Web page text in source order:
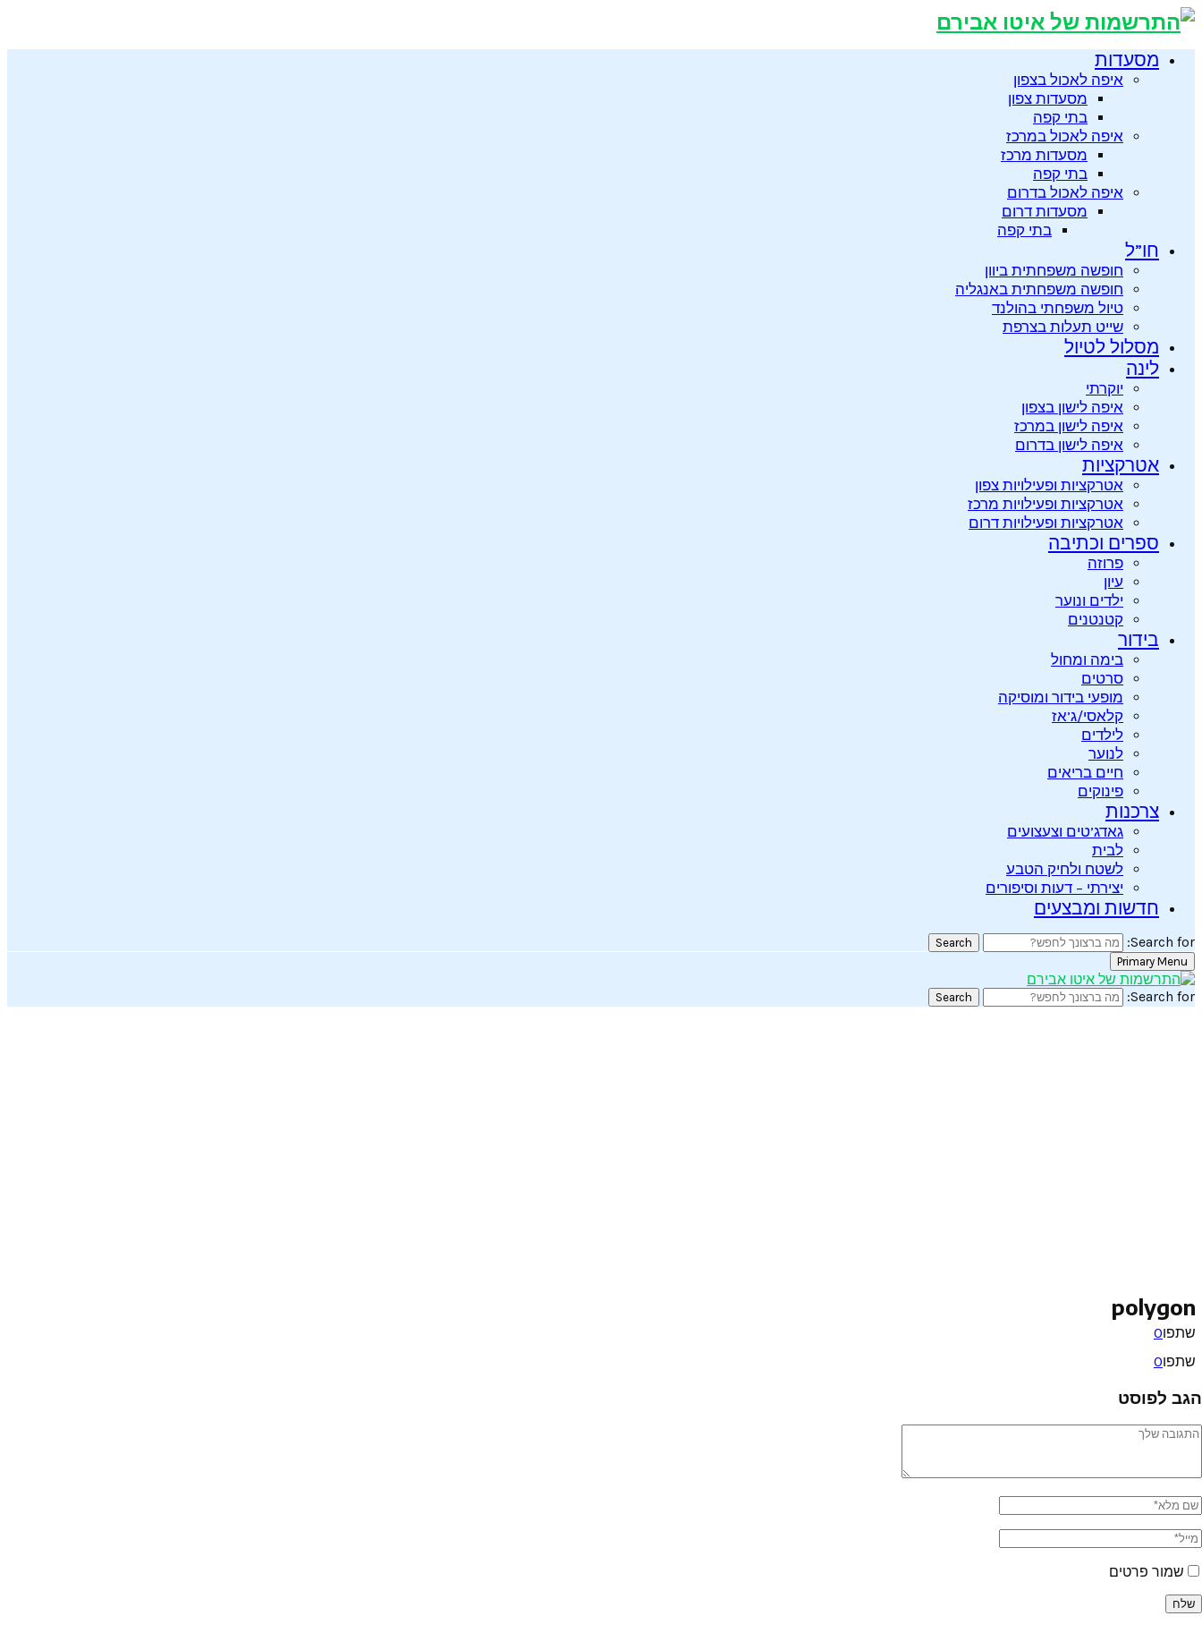
מסעדות
איפה לאכול בצפון
מסעדות צפון
בתי קפה
איפה לאכול במרכז
מסעדות מרכז
בתי קפה
איפה לאכול בדרום
מסעדות דרום
בתי קפה
חו”ל
חופשה משפחתית ביוון
חופשה משפחתית באנגליה
טיול משפחתי בהולנד
שייט תעלות בצרפת
מסלול לטיול
לינה
יוקרתי
איפה לישון בצפון
איפה לישון במרכז
איפה לישון בדרום
אטרקציות
אטרקציות ופעילויות צפון
אטרקציות ופעילויות מרכז
אטרקציות ופעילויות דרום
ספרים וכתיבה
פרוזה
עיון
ילדים ונוער
קטנטנים
בידור
בימה ומחול
סרטים
מופעי בידור ומוסיקה
קלאסי/ג’אז
לילדים
לנוער
חיים בריאים
פינוקים
צרכנות
גאדג’טים וצעצועים
לבית
לשטח ולחיק הטבע
יצירתי – דעות וסיפורים
חדשות ומבצעים
Search for:
Search
Primary Menu
Search for:
Search
polygon
שתפו0
שתפו0
הגב לפוסט
שמור פרטים